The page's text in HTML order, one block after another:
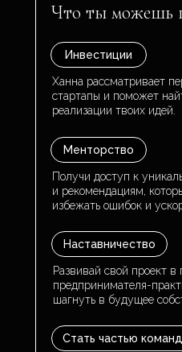
Что ты можешь
Ханна рассматривает
стартапы и поможет
реализации твоих идей.
Инвестиции
Получи доступ к
и рекомендациям,
избежать ошибок и
Менторство
Развивай свой проект в
предпринимателя-
шагнуть в будущее
Наставничество
Стать частью